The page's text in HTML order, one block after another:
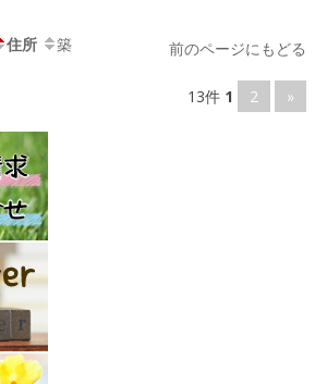
住所 築
13件 1 2 »
前のページにもどる